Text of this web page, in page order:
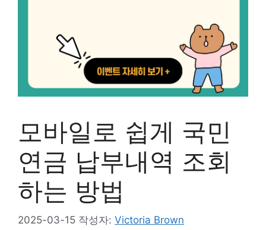
모바일로 쉽게 국민
연금 납부내역 조회
하는 방법
2025-03-15 작성자: Victoria Brown